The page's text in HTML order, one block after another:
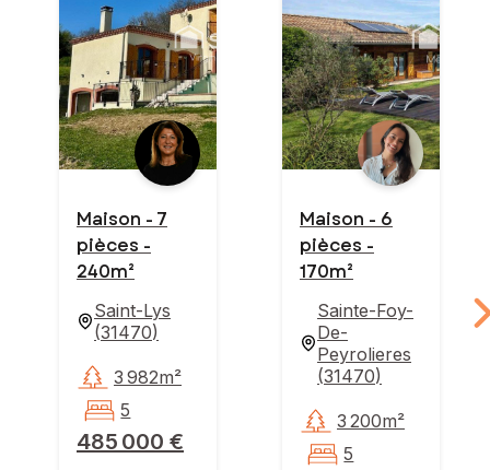
Maison - 7
pièces -
240m²
Saint-Lys
(31470)
485 000 €
3 982m²
5
Maison - 6
pièces -
170m²
Sainte-Foy-
De-
Peyrolieres
(31470)
3 200m²
5